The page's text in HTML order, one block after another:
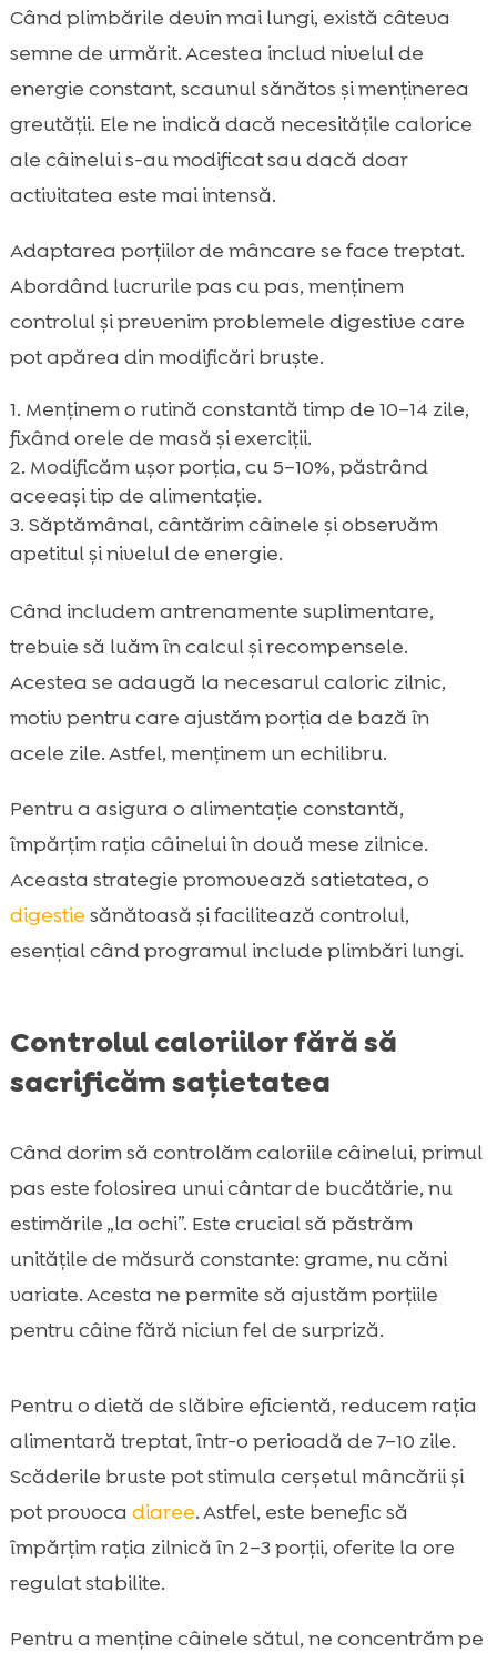
Când plimbările devin mai lungi, există câteva
semne de urmărit. Acestea includ nivelul de
energie constant, scaunul sănătos și menținerea
greutății. Ele ne indică dacă necesitățile calorice
ale câinelui s-au modificat sau dacă doar
activitatea este mai intensă.
Adaptarea porțiilor de mâncare se face treptat.
Abordând lucrurile pas cu pas, menținem
controlul și prevenim problemele digestive care
pot apărea din modificări bruște.
Menținem o rutină constantă timp de 10–14 zile,
fixând orele de masă și exerciții.
Modificăm ușor porția, cu 5–10%, păstrând
aceeași tip de alimentație.
Săptămânal, cântărim câinele și observăm
apetitul și nivelul de energie.
Când includem antrenamente suplimentare,
trebuie să luăm în calcul și recompensele.
Acestea se adaugă la necesarul caloric zilnic,
motiv pentru care ajustăm porția de bază în
acele zile. Astfel, menținem un echilibru.
Pentru a asigura o alimentație constantă,
împărțim rația câinelui în două mese zilnice.
Aceasta strategie promovează satietatea, o
digestie sănătoasă și facilitează controlul,
esențial când programul include plimbări lungi.
Controlul caloriilor fără să
sacrificăm sațietatea
Când dorim să controlăm caloriile câinelui, primul
pas este folosirea unui cântar de bucătărie, nu
estimările „la ochi”. Este crucial să păstrăm
unitățile de măsură constante: grame, nu căni
variate. Acesta ne permite să ajustăm porțiile
pentru câine fără niciun fel de surpriză.
Pentru o dietă de slăbire eficientă, reducem rația
alimentară treptat, într-o perioadă de 7–10 zile.
Scăderile bruste pot stimula cerșetul mâncării și
pot provoca diaree. Astfel, este benefic să
împărțim rația zilnică în 2–3 porții, oferite la ore
regulat stabilite.
Pentru a menține câinele sătul, ne concentrăm pe